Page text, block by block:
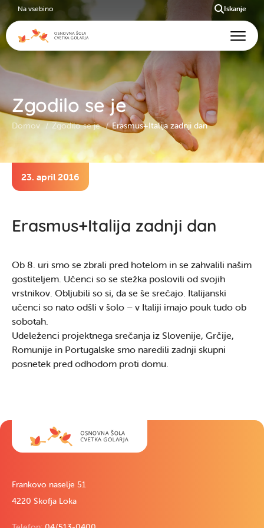
Zgodilo se je
Domov Zgodilo se je Erasmus+Italija zadnji dan
23. april 2016
Erasmus+Italija zadnji dan
Ob 8. uri smo se zbrali pred hotelom in se zahvalili našim
gostiteljem. Učenci so se stežka poslovili od svojih
vrstnikov. Obljubili so si, da se še srečajo. Italijanski
učenci so nato odšli v šolo – v Italiji imajo pouk tudo ob
sobotah.
Udeleženci projektnega srečanja iz Slovenije, Grčije,
Romunije in Portugalske smo naredili zadnji skupni
posnetek pred odhodom proti domu.
Frankovo naselje 51
4220 Škofja Loka
Na vsebino Iskanje